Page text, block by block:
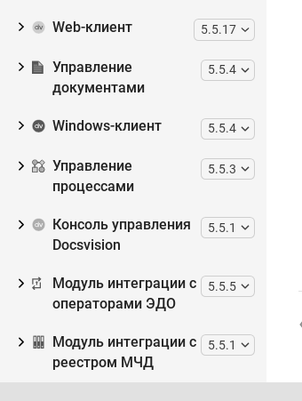
Web-клиент 5.5.17
Управление
документами
5.5.4
Windows-клиент 5.5.4
Управление
процессами
5.5.3
Консоль управления
Docsvision
5.5.1
Модуль интеграции с
операторами ЭДО
5.5.5
Модуль интеграции с
реестром МЧД
5.5.1